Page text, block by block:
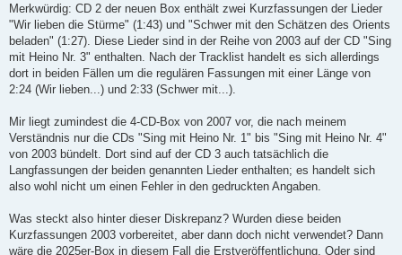
Merkwürdig: CD 2 der neuen Box enthält zwei Kurzfassungen der Lieder
"Wir lieben die Stürme" (1:43) und "Schwer mit den Schätzen des Orients
beladen" (1:27). Diese Lieder sind in der Reihe von 2003 auf der CD "Sing
mit Heino Nr. 3" enthalten. Nach der Tracklist handelt es sich allerdings
dort in beiden Fällen um die regulären Fassungen mit einer Länge von
2:24 (Wir lieben...) und 2:33 (Schwer mit...).
Mir liegt zumindest die 4-CD-Box von 2007 vor, die nach meinem
Verständnis nur die CDs "Sing mit Heino Nr. 1" bis "Sing mit Heino Nr. 4"
von 2003 bündelt. Dort sind auf der CD 3 auch tatsächlich die
Langfassungen der beiden genannten Lieder enthalten; es handelt sich
also wohl nicht um einen Fehler in den gedruckten Angaben.
Was steckt also hinter dieser Diskrepanz? Wurden diese beiden
Kurzfassungen 2003 vorbereitet, aber dann doch nicht verwendet? Dann
wäre die 2025er-Box in diesem Fall die Erstveröffentlichung. Oder sind